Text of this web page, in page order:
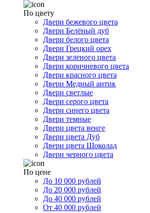
По цвету
Двери бежевого цвета
Двери Белёный дуб
Двери белого цвета
Двери Грецкий орех
Двери зеленого цвета
Двери коричневого цвета
Двери красного цвета
Двери Медный антик
Двери светлые
Двери серого цвета
Двери синего цвета
Двери темные
Двери цвета венге
Двери цвета Дуб
Двери цвета Шоколад
Двери черного цвета
По цене
До 10 000 рублей
До 20 000 рублей
До 40 000 рублей
От 40 000 рублей